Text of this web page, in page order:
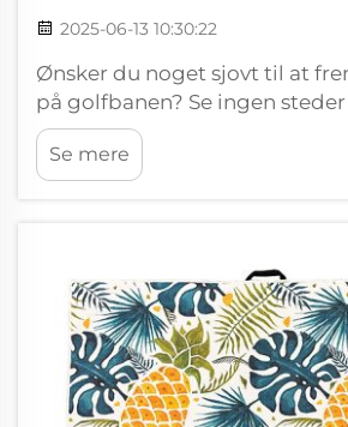
2025-06-13 10:30:22
Ønsker du noget sjovt til at
på golfbanen? Se ingen
Wxivytextiles personlige logo-
golfhandklæder. Disse
er ideelle til ferier og
Se mere